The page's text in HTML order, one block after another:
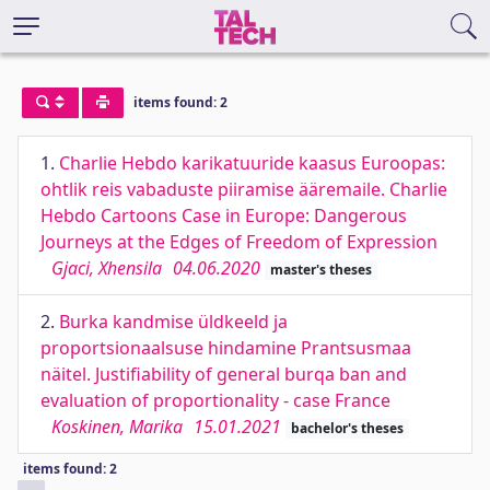
items found: 2
1. Charlie Hebdo karikatuuride kaasus Euroopas:
ohtlik reis vabaduste piiramise ääremaile. Charlie
Hebdo Cartoons Case in Europe: Dangerous
Journeys at the Edges of Freedom of Expression
Gjaci, Xhensila 04.06.2020 master's theses
2. Burka kandmise üldkeeld ja
proportsionaalsuse hindamine Prantsusmaa
näitel. Justifiability of general burqa ban and
evaluation of proportionality - case France
Koskinen, Marika 15.01.2021 bachelor's theses
items found: 2